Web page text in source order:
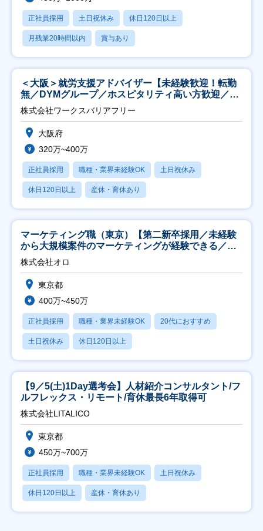
正社員採用 土日祝休み 休日120日以上
月残業20時間以内 賞与あり
＜大阪＞就労支援アドバイザー【未経験歓迎！転勤
無／DYMグループ／ホスピタリティ高い方歓迎／土
日祝】
株式会社ワークスバリアフリー
大阪府
320万~400万
正社員採用 職種・業界未経験OK 土日祝休み
休日120日以上 産休・育休あり
マーケティング職（東京）【第二新卒採用／未経験
から大規模案件のマーケティングが経験できる／研
修充実】
株式会社オロ
東京都
400万~450万
正社員採用 職種・業界未経験OK 20代におすすめ
土日祝休み 休日120日以上
【9／5(土)1Day選考会】人材紹介コンサルタント/フ
ルフレックス・リモート/育休最長6年取得可
株式会社LITALICO
東京都
450万~700万
正社員採用 職種・業界未経験OK 土日祝休み
休日120日以上 産休・育休あり